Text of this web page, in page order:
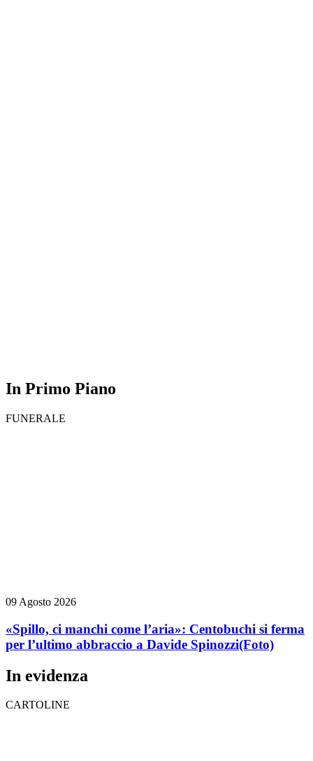
In Primo Piano
FUNERALE
09 Agosto 2026
«Spillo, ci manchi come l’aria»: Centobuchi si ferma
per l’ultimo abbraccio a Davide Spinozzi(Foto)
In evidenza
CARTOLINE